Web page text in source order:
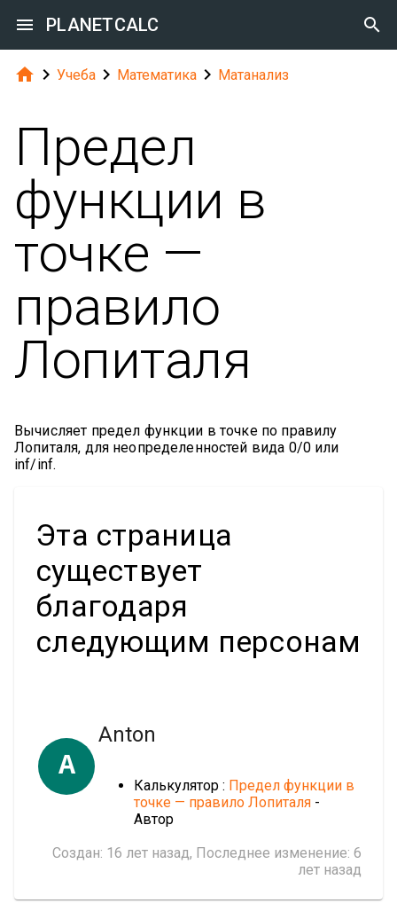
 PLANETCALC 
  Учеба  Математика  Матанализ
Предел
функции в
точке —
правило
Лопиталя
Вычисляет предел функции в точке по правилу
Лопиталя, для неопределенностей вида 0/0 или
inf/inf.
Эта страница
существует
благодаря
следующим персонам
A
Anton
Калькулятор : Предел функции в
точке — правило Лопиталя -
Автор
Создан: 16 лет назад, Последнее изменение: 6
лет назад